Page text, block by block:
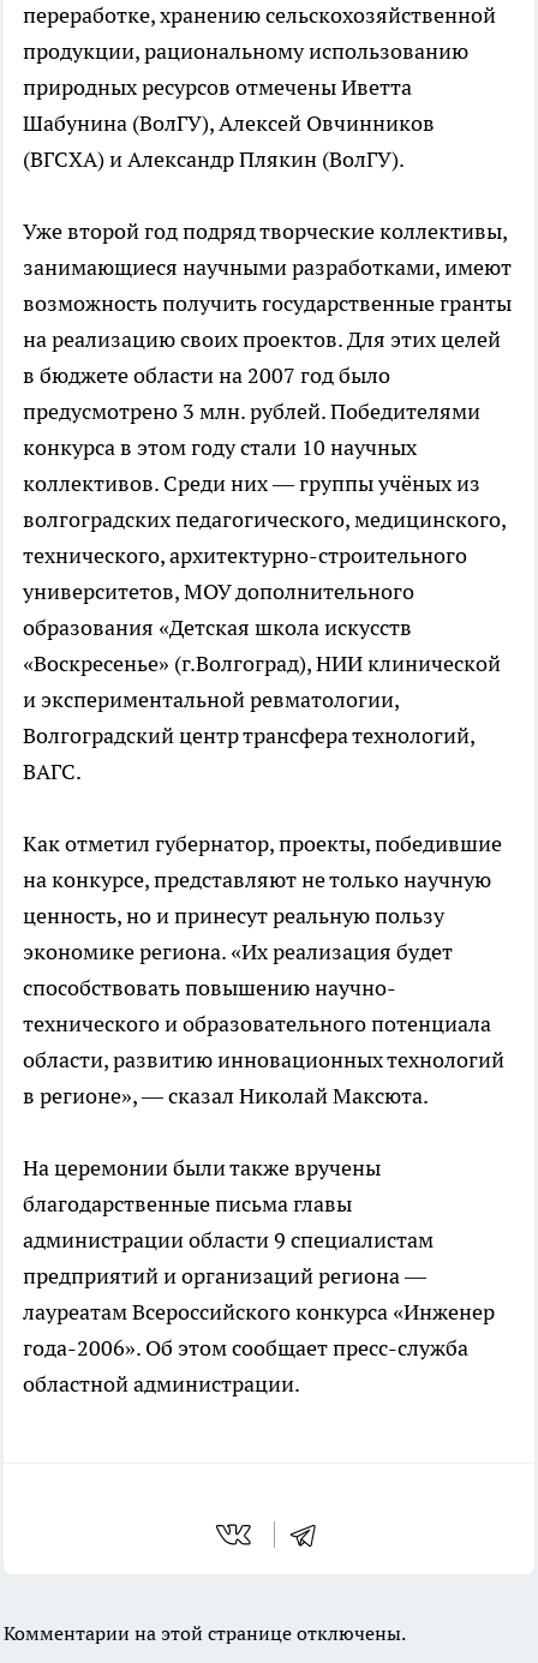
переработке, хранению сельскохозяйственной
продукции, рациональному использованию
природных ресурсов отмечены Иветта
Шабунина (ВолГУ), Алексей Овчинников
(ВГСХА) и Александр Плякин (ВолГУ).
Уже второй год подряд творческие коллективы,
занимающиеся научными разработками, имеют
возможность получить государственные гранты
на реализацию своих проектов. Для этих целей
в бюджете области на 2007 год было
предусмотрено 3 млн. рублей. Победителями
конкурса в этом году стали 10 научных
коллективов. Среди них — группы учёных из
волгоградских педагогического, медицинского,
технического, архитектурно-строительного
университетов, МОУ дополнительного
образования «Детская школа искусств
«Воскресенье» (г.Волгоград), НИИ клинической
и экспериментальной ревматологии,
Волгоградский центр трансфера технологий,
ВАГС.
Как отметил губернатор, проекты, победившие
на конкурсе, представляют не только научную
ценность, но и принесут реальную пользу
экономике региона. «Их реализация будет
способствовать повышению научно-
технического и образовательного потенциала
области, развитию инновационных технологий
в регионе», — сказал Николай Максюта.
На церемонии были также вручены
благодарственные письма главы
администрации области 9 специалистам
предприятий и организаций региона —
лауреатам Всероссийского конкурса «Инженер
года-2006». Об этом сообщает пресс-служба
областной администрации.
Комментарии на этой странице отключены.